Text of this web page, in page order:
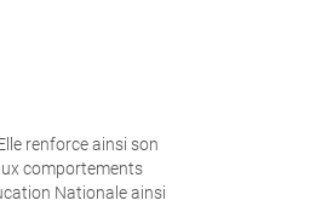
renforce ainsi son
comportements
Nationale ainsi